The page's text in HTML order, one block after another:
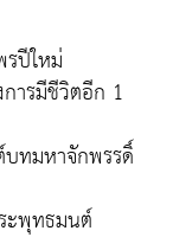
ปีใหม่
ารมีชีวิตอีก 1
ทมหาจักพรรดิ์
ะพุทธมนต์